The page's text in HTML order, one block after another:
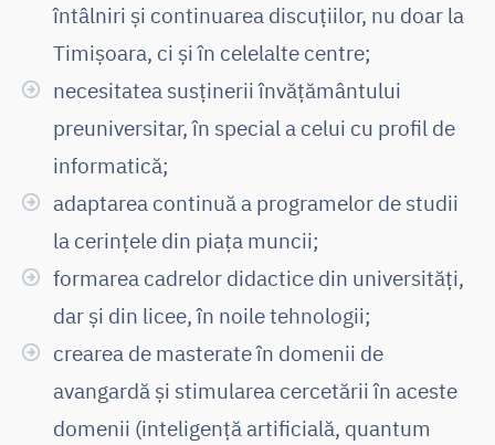
întâlniri și continuarea discuțiilor, nu doar la
Timișoara, ci și în celelalte centre;
necesitatea susținerii învățământului
preuniversitar, în special a celui cu profil de
informatică;
adaptarea continuă a programelor de studii
la cerințele din piața muncii;
formarea cadrelor didactice din universități,
dar și din licee, în noile tehnologii;
crearea de masterate în domenii de
avangardă și stimularea cercetării în aceste
domenii (inteligență artificială, quantum